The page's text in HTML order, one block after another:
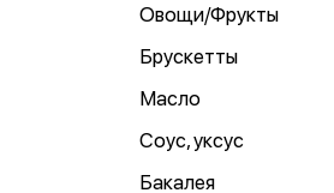
Овощи/Фрукты
Брускетты
Масло
Соус, уксус
Бакалея